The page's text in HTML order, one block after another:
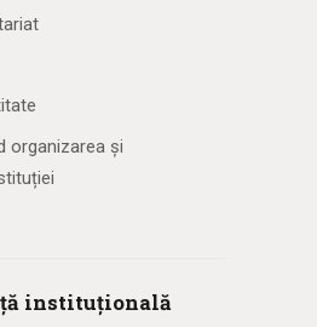
organizarea și
instituțională